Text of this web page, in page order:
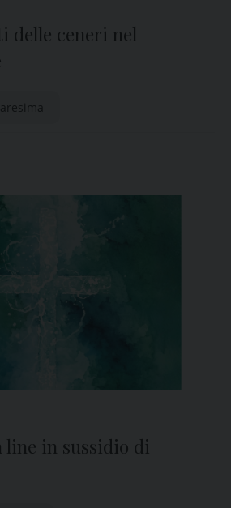
delle ceneri nel
line in sussidio di